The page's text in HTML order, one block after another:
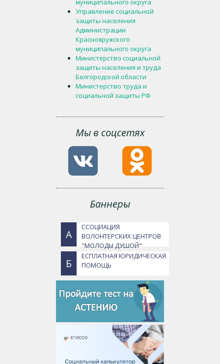
муниципального округа
Управление социальной
защиты населения
Администрации
Краснояружского
муниципального округа
Министерство социальной
защиты населения и труда
Белгородской области
Министерство труда и
социальной защиты РФ
Мы в соцсетях
Баннеры
А
ССОЦИАЦИЯ
ВОЛОНТЕРСКИХ ЦЕНТРОВ
"МОЛОДЫ ДУШОЙ"
Б
ЕСПЛАТНАЯ ЮРИДИЧЕСКАЯ
ПОМОЩЬ